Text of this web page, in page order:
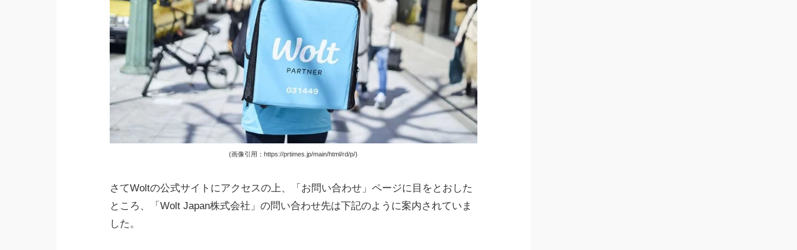
(画像引用：https://prtimes.jp/main/html/rd/p/)
さてWoltの公式サイトにアクセスの上、「お問い合わせ」ページに目をとおした
ところ、「Wolt Japan株式会社」の問い合わせ先は下記のように案内されていま
した。